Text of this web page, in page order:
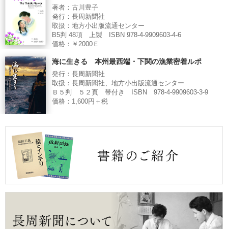
著者：古川豊子
発行：長周新聞社
取扱：地方小出版流通センター
B5判 48項 上製 ISBN 978-4-9909603-4-6
価格：￥2000Ｅ
海に生きる 本州最西端・下関の漁業密着ルポ
発行：長周新聞社
取扱：長周新聞社、地方小出版流通センター
Ｂ５判 ５２頁 帯付き ISBN 978-4-9909603-3-9
価格：1,600円＋税